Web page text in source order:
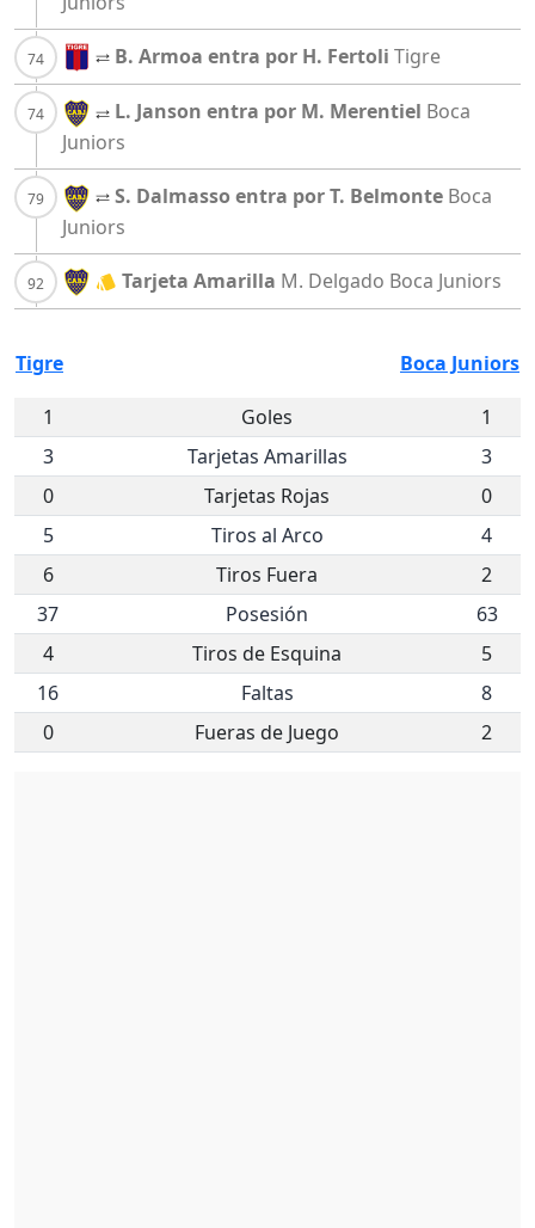
B. Armoa entra por H. Fertoli Tigre
L. Janson entra por M. Merentiel Boca
Juniors
S. Dalmasso entra por T. Belmonte Boca
Juniors
Tarjeta Amarilla M. Delgado Boca Juniors
Tigre Boca Juniors
1 Goles
1
3
Tarjetas Amarillas
3
0
Tarjetas Rojas
0
5
Tiros al Arco
4
6
Tiros Fuera
2
37
Posesión
63
4
Tiros de Esquina
5
16
Faltas
8
0
Fueras de Juego 2